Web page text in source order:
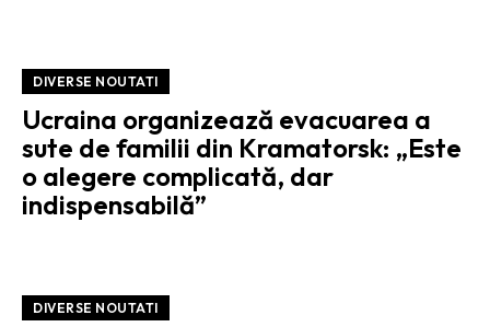
DIVERSE NOUTATI
Ucraina organizează evacuarea a
sute de familii din Kramatorsk: „Este
o alegere complicată, dar
indispensabilă”
DIVERSE NOUTATI